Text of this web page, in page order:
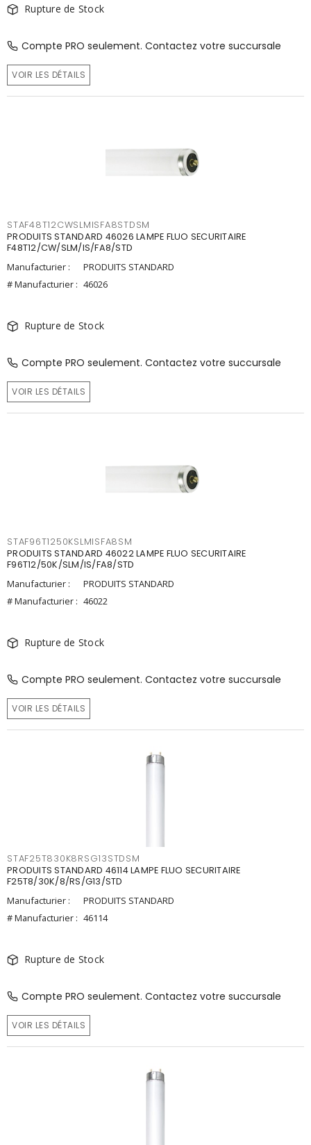
Rupture de Stock
Compte PRO seulement. Contactez votre succursale
VOIR LES DÉTAILS
STAF48T12CWSLMISFA8STDSM
PRODUITS STANDARD 46026 LAMPE FLUO SECURITAIRE
F48T12/CW/SLM/IS/FA8/STD
Manufacturier :
PRODUITS STANDARD
# Manufacturier : 46026
Rupture de Stock
Compte PRO seulement. Contactez votre succursale
VOIR LES DÉTAILS
STAF96T1250KSLMISFA8SM
PRODUITS STANDARD 46022 LAMPE FLUO SECURITAIRE
F96T12/50K/SLM/IS/FA8/STD
Manufacturier :
PRODUITS STANDARD
# Manufacturier : 46022
Rupture de Stock
Compte PRO seulement. Contactez votre succursale
VOIR LES DÉTAILS
STAF25T830K8RSG13STDSM
PRODUITS STANDARD 46114 LAMPE FLUO SECURITAIRE
F25T8/30K/8/RS/G13/STD
Manufacturier :
PRODUITS STANDARD
# Manufacturier : 46114
Rupture de Stock
Compte PRO seulement. Contactez votre succursale
VOIR LES DÉTAILS